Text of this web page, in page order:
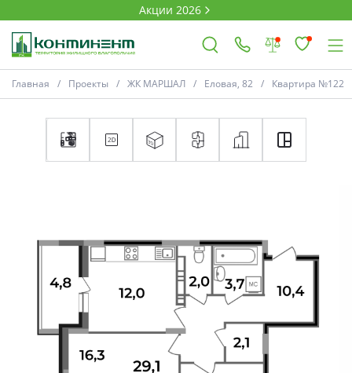
Акции 2026
Ковров
Акции
Новости
Выбор недвижимости
Свои Люди
Главная Проекты ЖК МАРШАЛ Еловая, 82 Квартира №122